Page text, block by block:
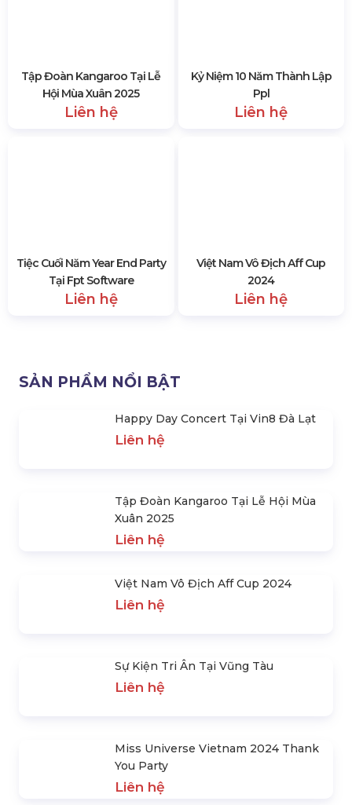
Tập Đoàn Kangaroo Tại Lễ
Hội Mùa Xuân 2025
Liên hệ
Kỷ Niệm 10 Năm Thành Lập
Ppl
Liên hệ
Việt Nam Vô Địch Aff Cup
2024
Liên hệ
SẢN PHẨM NỔI BẬT
Tập Đoàn Kangaroo Tại Lễ Hội Mùa
Liên hệ
Miss Universe Vietnam 2024 Thank